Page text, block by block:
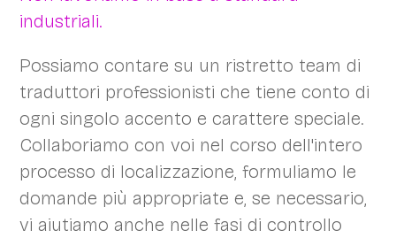
industriali.
Possiamo contare su un ristretto team di
traduttori professionisti che tiene conto di
ogni singolo accento e carattere speciale.
Collaboriamo con voi nel corso dell'intero
processo di localizzazione, formuliamo le
domande più appropriate e, se necessario,
vi aiutiamo anche nelle fasi di controllo